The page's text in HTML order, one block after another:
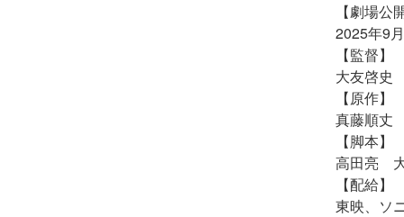
【劇場公
2025年9
【監督】
大友啓史
【原作】
真藤順丈
【脚本】
高田亮
【配給】
東映、ソ